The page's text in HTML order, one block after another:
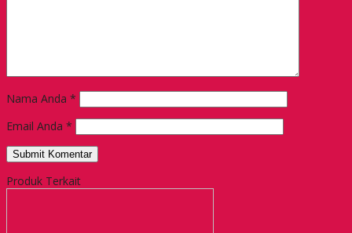
Nama Anda *
Email Anda *
Produk Terkait